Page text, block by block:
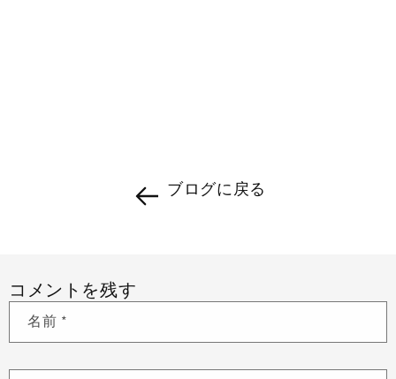
ブログに戻る
コメントを残す
名前 *